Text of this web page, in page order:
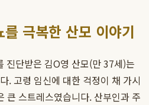
극복한 산모 이야기
진단받은 김O영 산모(만 37세)는
. 고령 임신에 대한 걱정이 채 가시
큰 스트레스였습니다. 산부인과 주